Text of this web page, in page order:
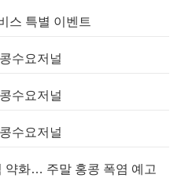
스 특별 이벤트
수요저널
수요저널
수요저널
약화… 주말 홍콩 폭염 예고